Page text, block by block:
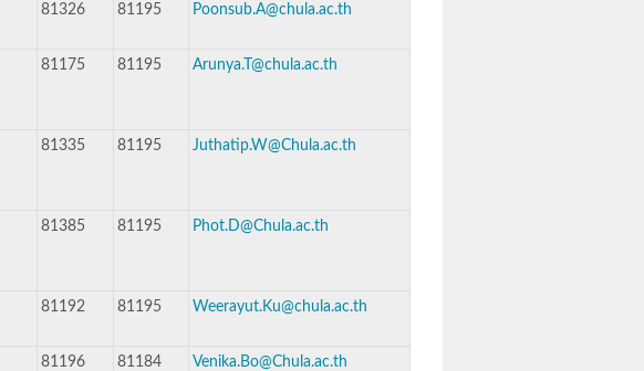
81326 81195 Poonsub.A@chula.ac.th
81175 81195 Arunya.T@chula.ac.th
81335 81195 Juthatip.W@Chula.ac.th
81385 81195 Phot.D@Chula.ac.th
81192 81195 Weerayut.Ku@chula.ac.th
81196 81184 Venika.Bo@Chula.ac.th